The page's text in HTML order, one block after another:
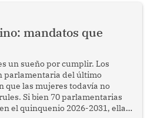
mandatos que
un sueño por cumplir. Los
parlamentaria del último
que las mujeres todavía no
Si bien 70 parlamentarias
el quinquenio 2026-2031, ellas